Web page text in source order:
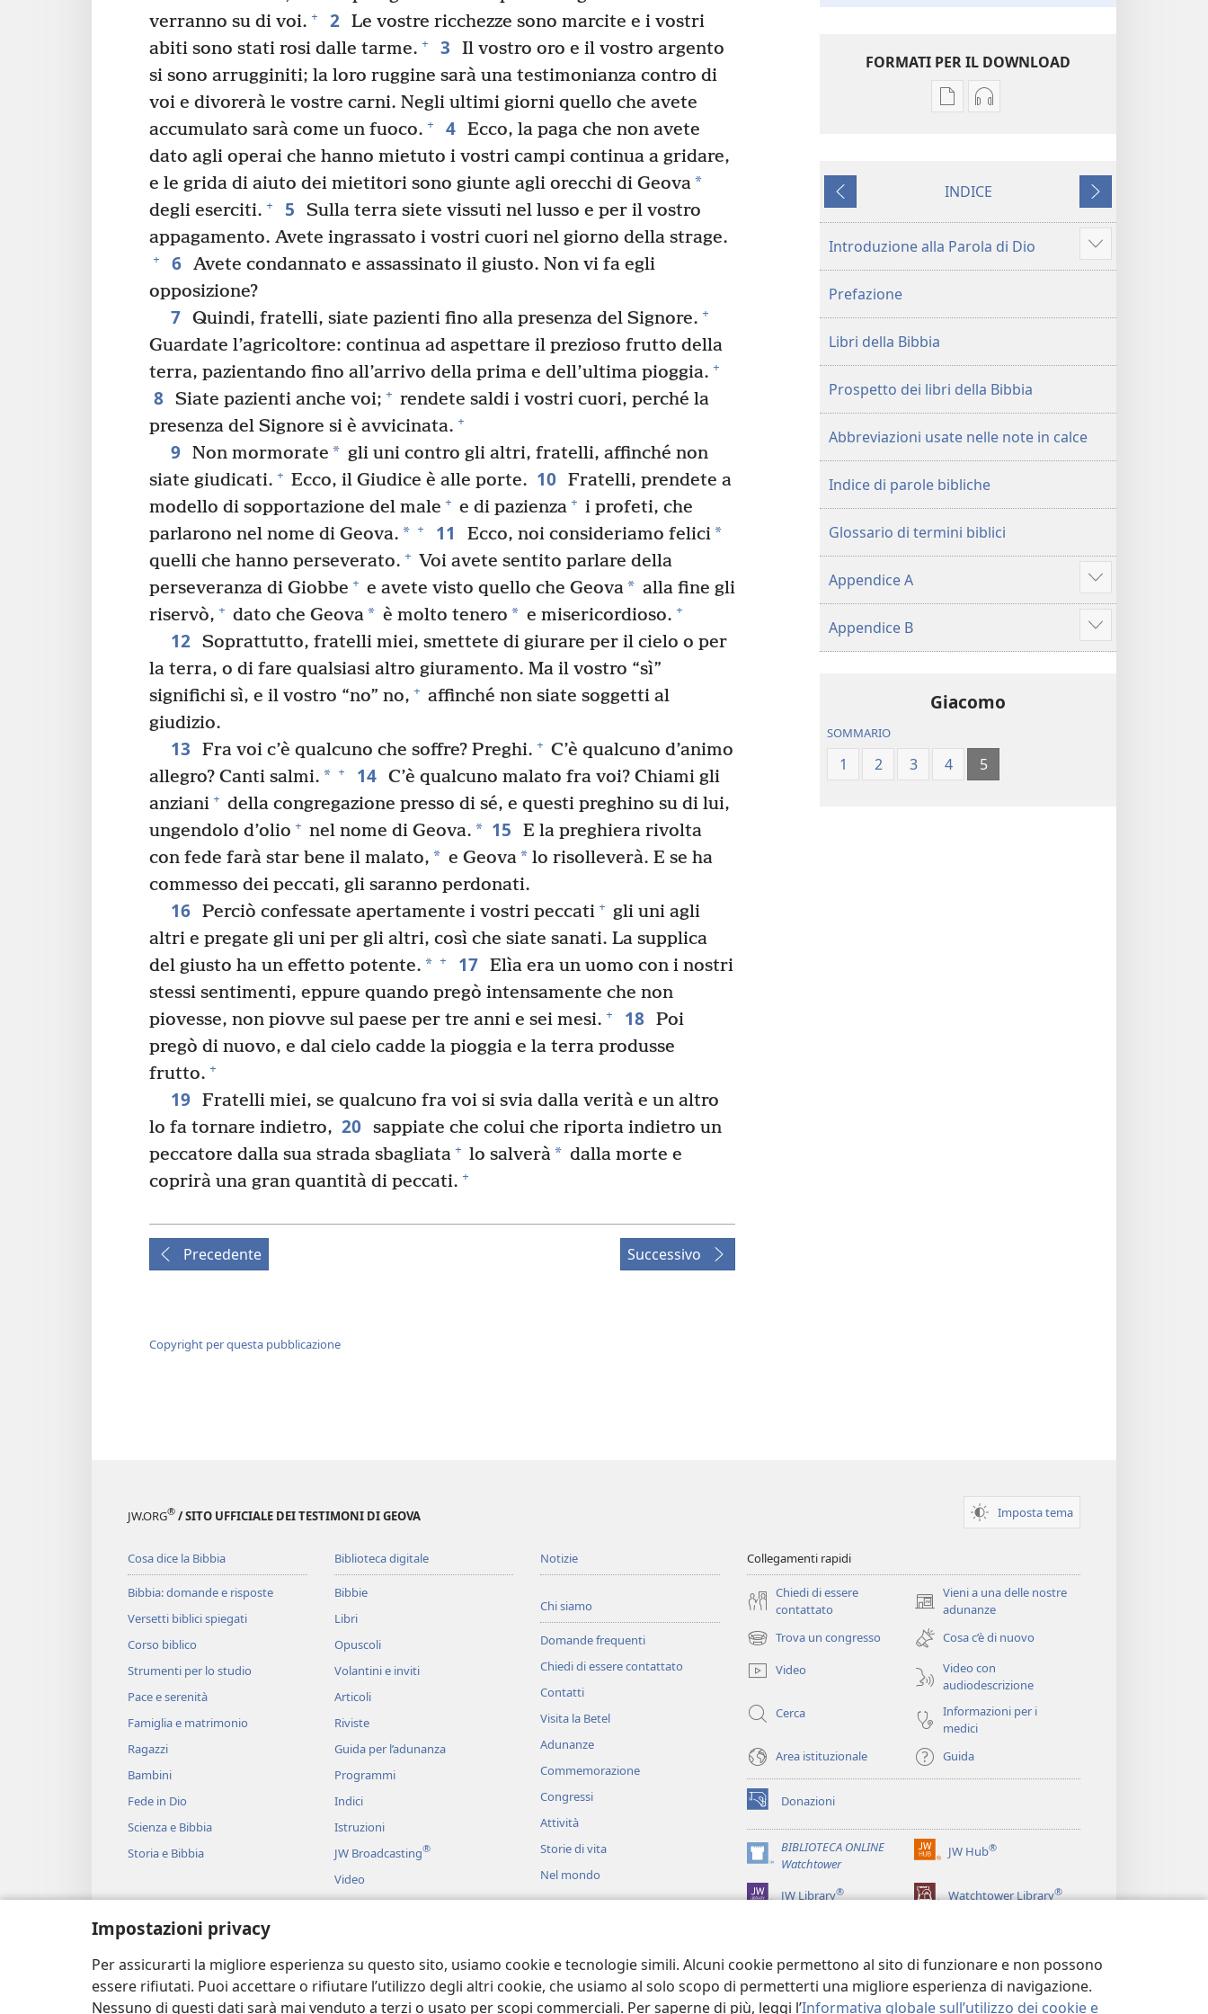
Impostazioni privacy
Per assicurarti la migliore esperienza su questo sito, usiamo cookie e tecnologie simili. Alcuni cookie permettono al sito di funzionare e non possono
essere rifiutati. Puoi accettare o rifiutare l’utilizzo degli altri cookie, che usiamo al solo scopo di permetterti una migliore esperienza di navigazione.
Nessuno di questi dati sarà mai venduto a terzi o usato per scopi commerciali. Per saperne di più, leggi l’Informativa globale sull’utilizzo dei cookie e
verranno su di voi. + 2 Le vostre ricchezze sono marcite e i vostri
abiti sono stati rosi dalle tarme. + 3
Il vostro oro e il vostro argento
si sono arrugginiti; la loro ruggine sarà una testimonianza contro di
voi e divorerà le vostre carni. Negli ultimi giorni quello che avete
accumulato sarà come un fuoco. + 4 Ecco, la paga che non avete
dato agli operai che hanno mietuto i vostri campi continua a gridare,
e le grida di aiuto dei mietitori sono giunte agli orecchi di Geova*
degli eserciti. + 5
Sulla terra siete vissuti nel lusso e per il vostro
appagamento. Avete ingrassato i vostri cuori nel giorno della strage.
+ 6 Avete condannato e assassinato il giusto. Non vi fa egli
opposizione?
7 Quindi, fratelli, siate pazienti fino alla presenza del Signore. +
Guardate l’agricoltore: continua ad aspettare il prezioso frutto della
terra, pazientando fino all’arrivo della prima e dell’ultima pioggia. +
8 Siate pazienti anche voi; + rendete saldi i vostri cuori, perché la
presenza del Signore si è avvicinata. +
9 Non mormorate * gli uni contro gli altri, fratelli, affinché non
siate giudicati. + Ecco, il Giudice è alle porte. 10 Fratelli, prendete a
modello di sopportazione del male + e di pazienza + i profeti, che
parlarono nel nome di Geova. * + 11 Ecco, noi consideriamo felici*
quelli che hanno perseverato. + Voi avete sentito parlare della
perseveranza di Giobbe + e avete visto quello che Geova* alla fine gli
riservò, + dato che Geova* è molto tenero * e misericordioso. +
12 Soprattutto, fratelli miei, smettete di giurare per il cielo o per
la terra, o di fare qualsiasi altro giuramento. Ma il vostro “sì”
significhi sì, e il vostro “no” no, + affinché non siate soggetti al
giudizio.
13 Fra voi c’è qualcuno che soffre? Preghi. + C’è qualcuno d’animo
allegro? Canti salmi. * + 14 C’è qualcuno malato fra voi? Chiami gli
anziani + della congregazione presso di sé, e questi preghino su di lui,
ungendolo d’olio + nel nome di Geova. * 15
E la preghiera rivolta
con fede farà star bene il malato, * e Geova* lo risolleverà. E se ha
commesso dei peccati, gli saranno perdonati.
16 Perciò confessate apertamente i vostri peccati + gli uni agli
altri e pregate gli uni per gli altri, così che siate sanati. La supplica
del giusto ha un effetto potente. * + 17 Elìa era un uomo con i nostri
stessi sentimenti, eppure quando pregò intensamente che non
piovesse, non piovve sul paese per tre anni e sei mesi. + 18 Poi
pregò di nuovo, e dal cielo cadde la pioggia e la terra produsse
frutto. +
19 Fratelli miei, se qualcuno fra voi si svia dalla verità e un altro
lo fa tornare indietro, 20 sappiate che colui che riporta indietro un
peccatore dalla sua strada sbagliata + lo salverà* dalla morte e
coprirà una gran quantità di peccati. +
Precedente Successivo
Copyright per questa pubblicazione
FORMATI PER IL DOWNLOAD
Opzioni
delle
Traduzione
del
delle
Scritture
(Revisione 2017)
Opzioni
dei
audio
Traduzione
Mondo
Sacre
Scritture
(Revisione 2017)
Precedente
INDICE
Successivo
Introduzione alla Parola di Dio
Mostra
altro
Prefazione
Libri della Bibbia
Prospetto dei libri della Bibbia
Abbreviazioni usate nelle note in calce
Indice di parole bibliche
Glossario di termini biblici
Appendice A
Mostra
altro
Appendice B
Mostra
altro
Giacomo
SOMMARIO
1 2 3 4 5
JW.ORG® / SITO UFFICIALE DEI TESTIMONI DI GEOVA Imposta tema
Cosa dice la Bibbia
Bibbia: domande e risposte
Versetti biblici spiegati
Corso biblico
Strumenti per lo studio
Pace e serenità
Famiglia e matrimonio
Ragazzi
Bambini
Fede in Dio
Scienza e Bibbia
Storia e Bibbia
Biblioteca digitale
Bibbie
Libri
Opuscoli
Volantini e inviti
Articoli
Riviste
Guida per l’adunanza
Programmi
Indici
Istruzioni
JW Broadcasting®
Video
Musica
Brani biblici recitati
Notizie
Chi siamo
Domande frequenti
Chiedi di essere contattato
Contatti
Visita la Betel
Adunanze
Commemorazione
Congressi
Attività
Storie di vita
Nel mondo
Collegamenti rapidi
Chiedi di essere
contattato
Vieni a una delle nostre
adunanze
(apre
una
nuova
finestra)
Trova un congresso
(apre
una
nuova
Cosa c’è di nuovo
Video
Video con
audiodescrizione
Cerca
Informazioni per i
medici
Area istituzionale
Guida
Donazioni
(apre
una
nuova
finestra)
BIBLIOTECA ONLINE
Watchtower
(apre
una
nuova
JW Hub®
(apre
nuova
JW Library® Watchtower Library®